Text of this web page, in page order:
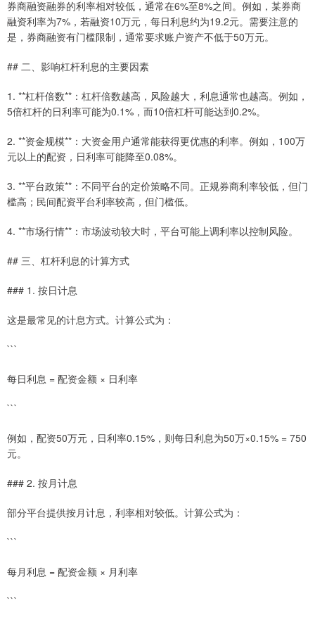
券商融资融券的利率相对较低，通常在6%至8%之间。例如，某券商
融资利率为7%，若融资10万元，每日利息约为19.2元。需要注意的
是，券商融资有门槛限制，通常要求账户资产不低于50万元。
## 二、影响杠杆利息的主要因素
1. **杠杆倍数**：杠杆倍数越高，风险越大，利息通常也越高。例如，
5倍杠杆的日利率可能为0.1%，而10倍杠杆可能达到0.2%。
2. **资金规模**：大资金用户通常能获得更优惠的利率。例如，100万
元以上的配资，日利率可能降至0.08%。
3. **平台政策**：不同平台的定价策略不同。正规券商利率较低，但门
槛高；民间配资平台利率较高，但门槛低。
4. **市场行情**：市场波动较大时，平台可能上调利率以控制风险。
## 三、杠杆利息的计算方式
### 1. 按日计息
这是最常见的计息方式。计算公式为：
```
每日利息 = 配资金额 × 日利率
```
例如，配资50万元，日利率0.15%，则每日利息为50万×0.15% = 750
元。
### 2. 按月计息
部分平台提供按月计息，利率相对较低。计算公式为：
```
每月利息 = 配资金额 × 月利率
```